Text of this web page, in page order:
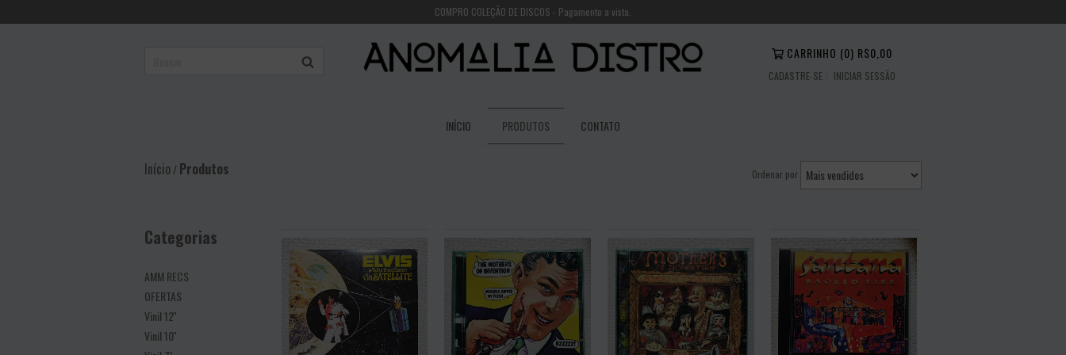
COMPRO COLEÇÃO DE DISCOS - Pagamento a vista.
CARRINHO (0) R$0,00
CADASTRE-SE INICIAR SESSÃO
INÍCIO PRODUTOS CONTATO
Início/Produtos Ordenar por
Categorias
AMM RECS
OFERTAS
Vinil 12''
Vinil 10''